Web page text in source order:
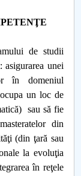
de studii
asigurarea unei
în domeniul
un loc de
sau să fie
din
(din ţară sau
la evoluţia
în reţele